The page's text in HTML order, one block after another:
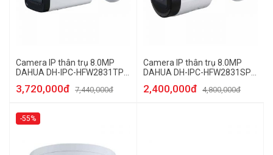
Camera IP thân trụ 8.0MP
DAHUA DH-IPC-HFW2831TP-
3,720,000đ 7,440,000đ
Camera IP thân trụ 8.0MP
DAHUA DH-IPC-HFW2831SP-
2,400,000đ 4,800,000đ
-55%